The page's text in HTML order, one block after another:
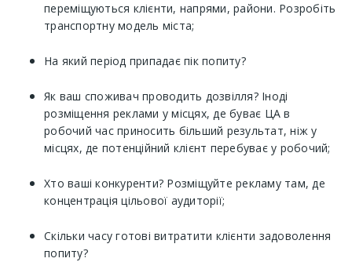
переміщуються клієнти, напрями, райони. Розробіть
транспортну модель міста;
На який період припадає пік попиту?
Як ваш споживач проводить дозвілля? Іноді
розміщення реклами у місцях, де буває ЦА в
робочий час приносить більший результат, ніж у
місцях, де потенційний клієнт перебуває у робочий;
Хто ваші конкуренти? Розміщуйте рекламу там, де
концентрація цільової аудиторії;
Скільки часу готові витратити клієнти задоволення
попиту?